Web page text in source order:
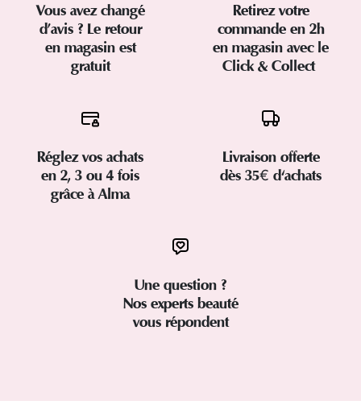
Vous avez changé
d’avis ? Le retour
en magasin est
gratuit
Retirez votre
commande en 2h
en magasin avec le
Click & Collect
Réglez vos achats
en 2, 3 ou 4 fois
grâce à Alma
Livraison offerte
dès 35€ d'achats
Une question ?
Nos experts beauté
vous répondent